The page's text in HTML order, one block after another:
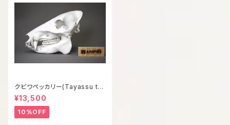
クビワペッカリー(Tayassu taj
acui) 等倍頭骨模型
¥13,500
10%OFF